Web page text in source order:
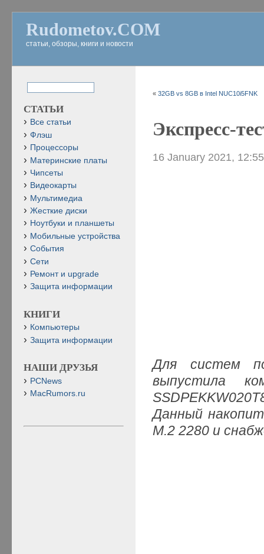
Rudometov.COM
статьи, обзоры, книги и новости
«32GB vs 8GB в Intel NUC10i5FNK
Экспресс-
16 January 2021,
Для систем
выпустила
Данный
M.2 2280 и
СТАТЬИ
Все статьи
Флэш
Процессоры
Материнские платы
Чипсеты
Видеокарты
Мультимедиа
Жесткие диски
Ноутбуки и планшеты
Мобильные устройства
События
Сети
Ремонт и upgrade
Защита информации
КНИГИ
Компьютеры
Защита информации
НАШИ ДРУЗЬЯ
PCNews
MacRumors.ru